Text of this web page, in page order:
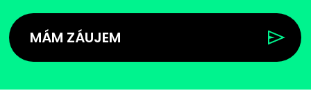
MÁM ZÁUJEM